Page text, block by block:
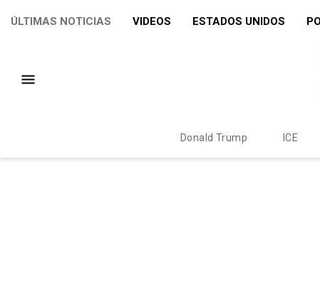
ÚLTIMAS NOTICIAS VIDEOS ESTADOS UNIDOS
Donald Trump ICE